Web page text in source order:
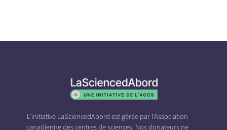
L’initiative LaSciencedAbord est gérée par l’Association
canadienne des centres de sciences. Nos donateurs ne